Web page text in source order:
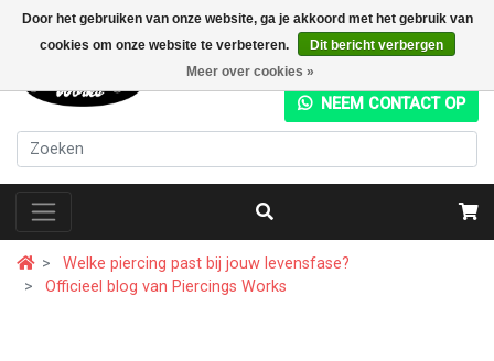
Door het gebruiken van onze website, ga je akkoord met het gebruik van
cookies om onze website te verbeteren.
Dit bericht verbergen
Meer over cookies »
NEEM CONTACT OP
Welke piercing past bij jouw levensfase?
Officieel blog van Piercings Works